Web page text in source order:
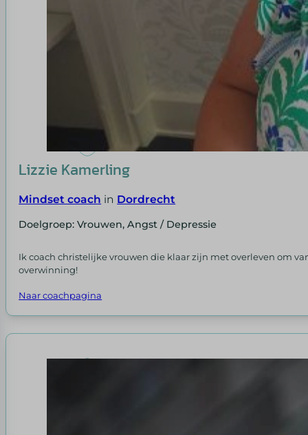
Lizzie Kamerling
Mindset coach in Dordrecht
Doelgroep: Vrouwen, Angst / Depressie
Ik coach christelijke vrouwen die klaar zijn met overleven om
overwinning!
Naar coachpagina